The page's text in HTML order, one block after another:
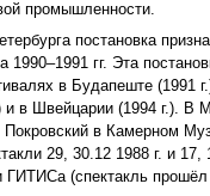
промышленности.
постановка
1990–1991 гг. Эта
в Будапеште (1991
и в Швейцарии (1994 г.). В
Покровский в Камерном
29, 30.12 1988 г. и 17,
(спектакль прошёл